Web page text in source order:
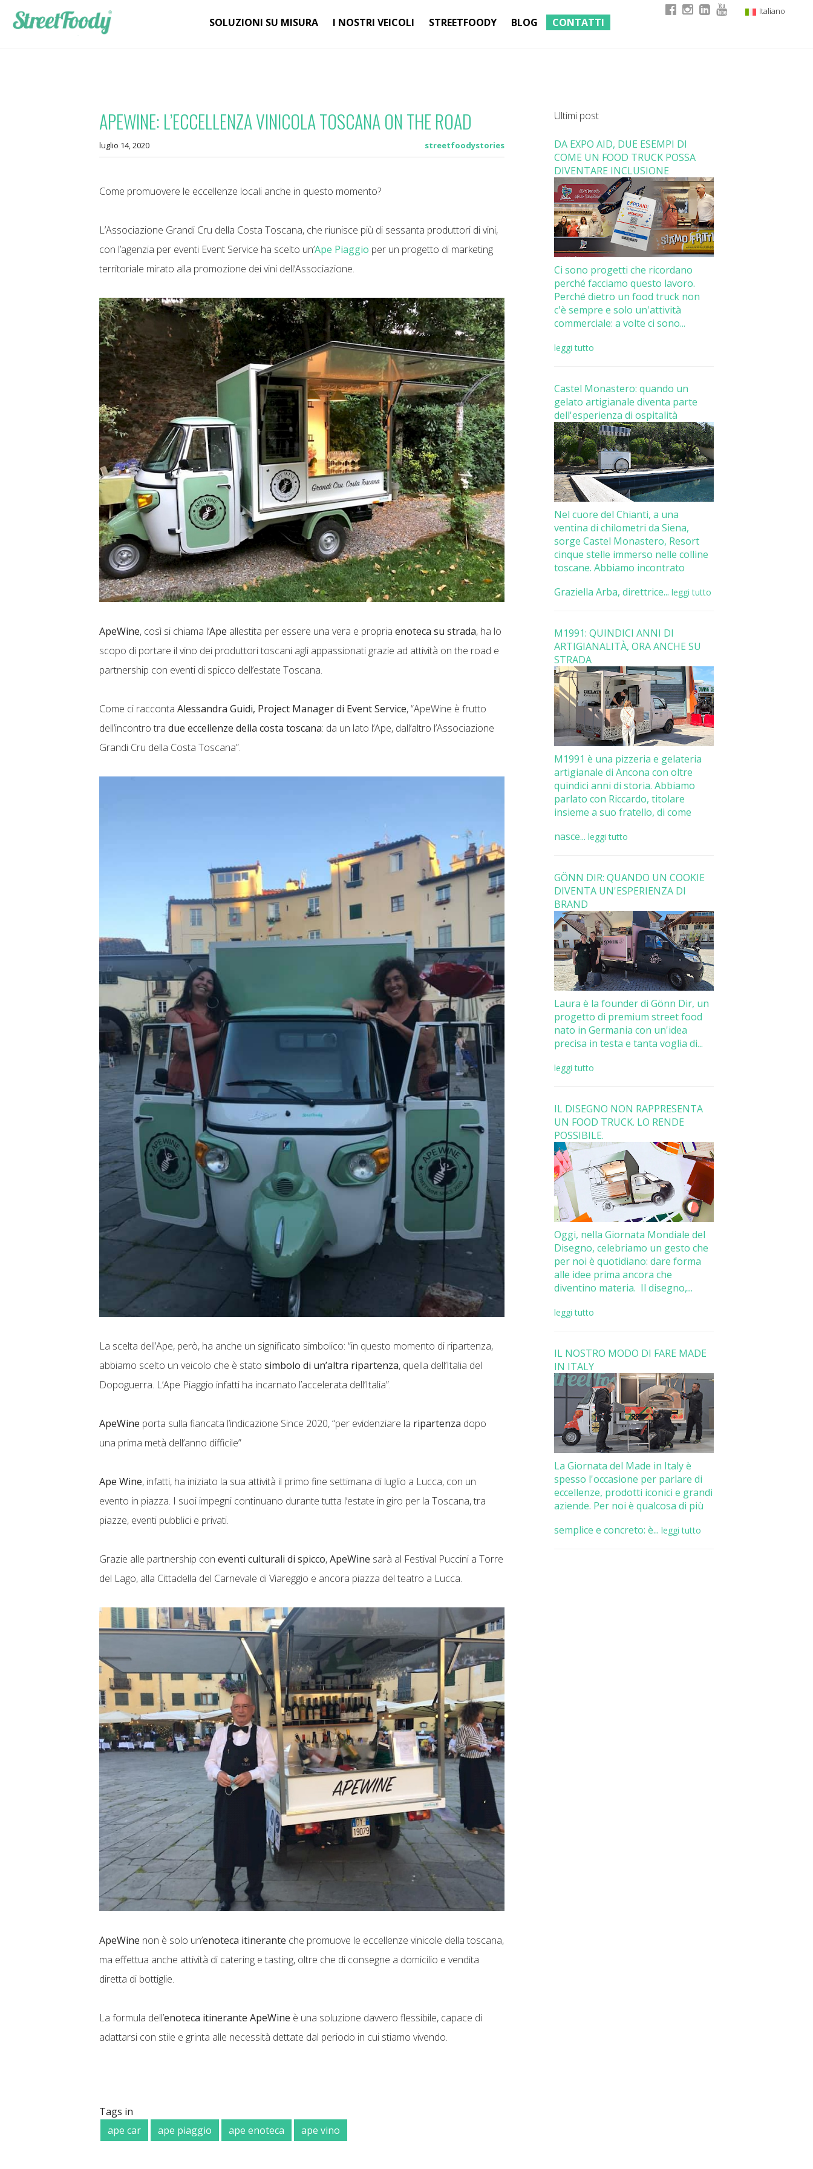
Italiano
SOLUZIONI SU MISURA I NOSTRI VEICOLI STREETFOODY BLOG CONTATTI
APEWINE: L’ECCELLENZA VINICOLA TOSCANA ON THE ROAD
luglio 14, 2020 streetfoodystories
Come promuovere le eccellenze locali anche in questo momento?
L’Associazione Grandi Cru della Costa Toscana, che riunisce più di sessanta produttori di vini,
con l’agenzia per eventi Event Service ha scelto un’Ape Piaggio per un progetto di marketing
territoriale mirato alla promozione dei vini dell’Associazione.
ApeWine, così si chiama l’Ape allestita per essere una vera e propriaenoteca su strada, ha lo
scopo di portare il vino dei produttori toscani agli appassionati grazie ad attività on the road e
partnership con eventi di spicco dell’estate Toscana.
Come ci raccontaAlessandra Guidi, Project Manager di Event Service, “ApeWine è frutto
dell’incontro tradue eccellenze della costa toscana: da un lato l’Ape, dall’altro l’Associazione
Grandi Cru della Costa Toscana”.
La scelta dell’Ape, però, ha anche un significato simbolico: “in questo momento di ripartenza,
abbiamo scelto un veicolo che è statosimbolo di un’altra ripartenza, quella dell’Italia del
Dopoguerra. L’Ape Piaggio infatti ha incarnato l’accelerata dell’Italia”.
ApeWine porta sulla fiancata l’indicazione Since 2020, “per evidenziare la ripartenza dopo
una prima metà dell’anno difficile”
Ape Wine, infatti, ha iniziato la sua attività il primo fine settimana di luglio a Lucca, con un
evento in piazza. I suoi impegni continuano durante tutta l’estate in giro per la Toscana, tra
piazze, eventi pubblici e privati.
Grazie alle partnership coneventi culturali di spicco,ApeWine sarà al Festival Puccini a Torre
del Lago, alla Cittadella del Carnevale di Viareggio e ancora piazza del teatro a Lucca.
ApeWine non è solo un’enoteca itinerante che promuove le eccellenze vinicole della toscana,
ma effettua anche attività di catering e tasting, oltre che di consegne a domicilio e vendita
diretta di bottiglie.
La formula dell’enoteca itinerante ApeWine è una soluzione davvero flessibile, capace di
adattarsi con stile e grinta alle necessità dettate dal periodo in cui stiamo vivendo.
Tags in
ape car
ape piaggio ape enoteca ape vino
Ultimi post
DA EXPO AID, DUE ESEMPI DI
COME UN FOOD TRUCK POSSA
DIVENTARE INCLUSIONE
Ci sono progetti che ricordano
perché facciamo questo lavoro.
Perché dietro un food truck non
c'è sempre e solo un'attività
commerciale: a volte ci sono...
leggi tutto
Castel Monastero: quando un
gelato artigianale diventa parte
dell'esperienza di ospitalità
Nel cuore del Chianti, a una
ventina di chilometri da Siena,
sorge Castel Monastero, Resort
cinque stelle immerso nelle colline
toscane. Abbiamo incontrato
Graziella Arba, direttrice... leggi tutto
M1991: QUINDICI ANNI DI
ARTIGIANALITÀ, ORA ANCHE SU
STRADA
M1991 è una pizzeria e gelateria
artigianale di Ancona con oltre
quindici anni di storia. Abbiamo
parlato con Riccardo, titolare
insieme a suo fratello, di come
nasce... leggi tutto
GÖNN DIR: QUANDO UN COOKIE
DIVENTA UN'ESPERIENZA DI
BRAND
Laura è la founder di Gönn Dir, un
progetto di premium street food
nato in Germania con un'idea
precisa in testa e tanta voglia di...
leggi tutto
IL DISEGNO NON RAPPRESENTA
UN FOOD TRUCK. LO RENDE
POSSIBILE.
Oggi, nella Giornata Mondiale del
Disegno, celebriamo un gesto che
per noi è quotidiano: dare forma
alle idee prima ancora che
diventino materia. Il disegno,...
leggi tutto
IL NOSTRO MODO DI FARE MADE
IN ITALY
La Giornata del Made in Italy è
spesso l'occasione per parlare di
eccellenze, prodotti iconici e grandi
aziende. Per noi è qualcosa di più
semplice e concreto: è... leggi tutto